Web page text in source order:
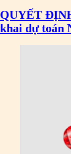
QUYẾT
khai dự toán